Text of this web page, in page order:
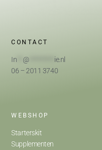
CONTACT
In @
ie.nl
06 – 2011 3740
WEBSHOP
Starterskit
Supplementen